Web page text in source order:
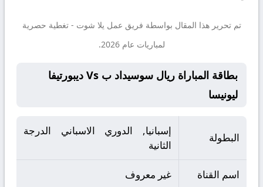
تم تحرير هذا المقال بواسطة فريق عمل يلا شوت - تغطية حصرية
لمباريات عام 2026.
بطاقة المباراة ريال سوسيداد ب Vs ديبورتيفا
ليونيسا
البطولة
إسبانيا, الدوري الاسباني الدرجة
الثانية
اسم القناة غير معروف